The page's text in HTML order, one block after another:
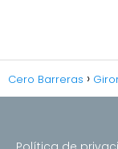
Cero Barreras